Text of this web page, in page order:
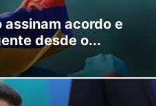
acordo e
desde o...